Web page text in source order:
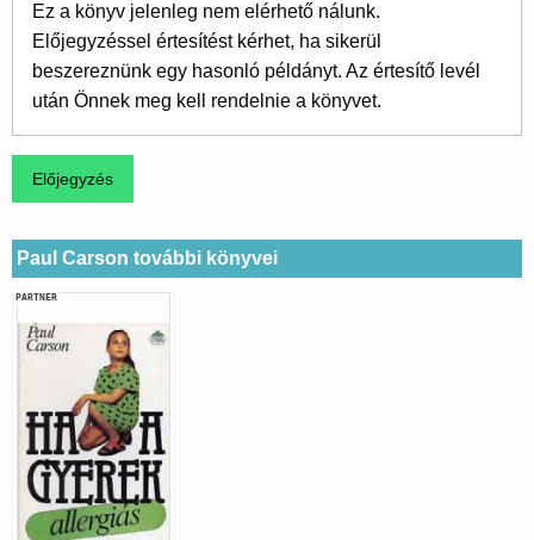
Ez a könyv jelenleg nem elérhető nálunk.
Előjegyzéssel értesítést kérhet, ha sikerül
beszereznünk egy hasonló példányt. Az értesítő levél
után Önnek meg kell rendelnie a könyvet.
Paul Carson további könyvei
PARTNER